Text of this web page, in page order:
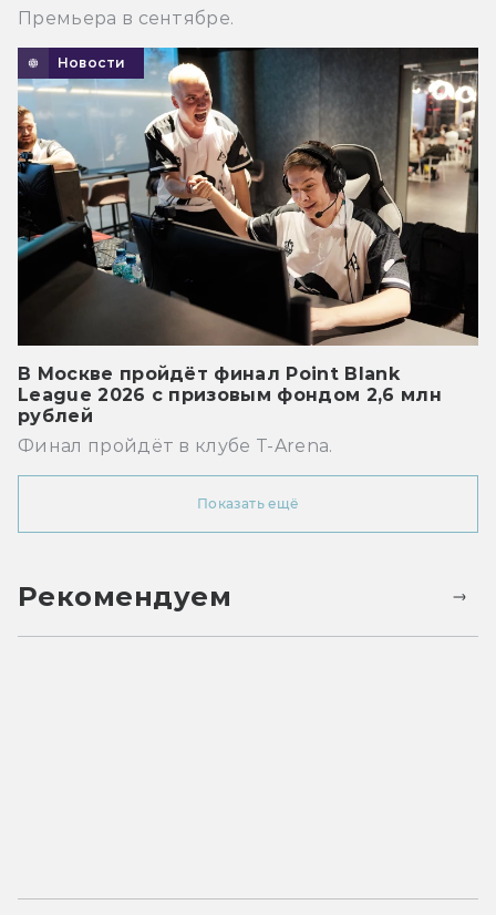
Премьера в сентябре.
Новости
В Москве пройдёт финал Point Blank
League 2026 с призовым фондом 2,6 млн
рублей
Финал пройдёт в клубе T-Arena.
Показать ещё
Рекомендуем